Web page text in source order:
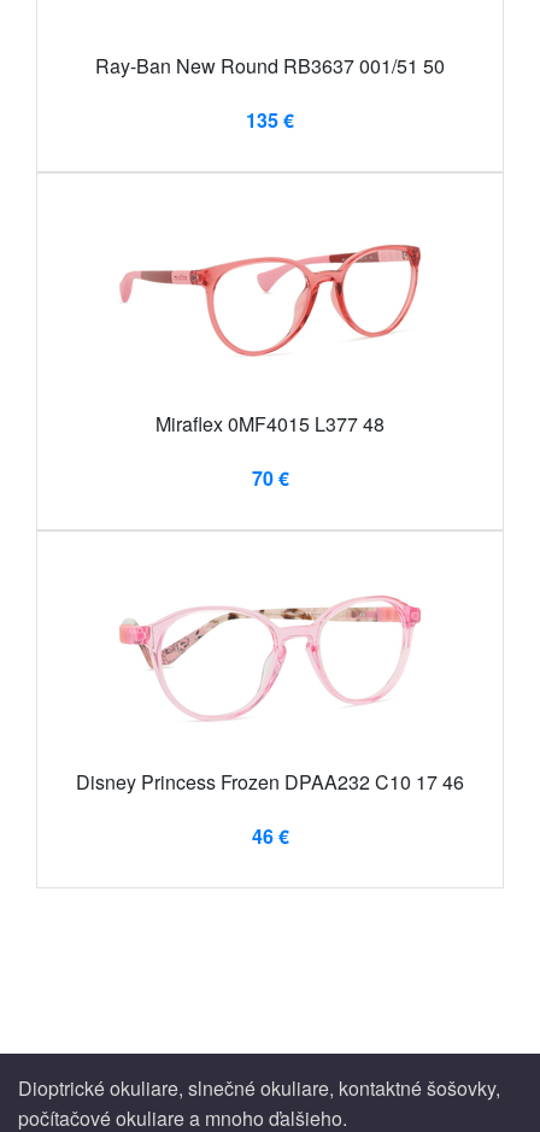
Ray-Ban New Round RB3637 001/51 50
135 €
Miraflex 0MF4015 L377 48
70 €
Disney Princess Frozen DPAA232 C10 17 46
46 €
Dioptrické okuliare, slnečné okuliare, kontaktné šošovky,
počítačové okuliare a mnoho ďalšieho.